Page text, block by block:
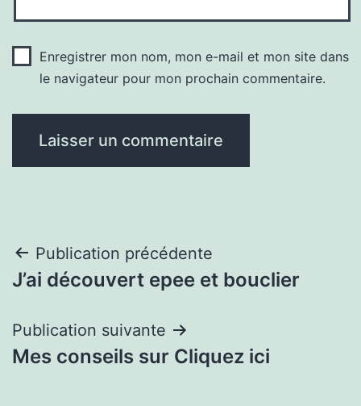
Enregistrer mon nom, mon e-mail et mon site dans
le navigateur pour mon prochain commentaire.
Navigation
de
l’article
Publication précédente
J’ai découvert epee et bouclier
Publication suivante
Mes conseils sur Cliquez ici